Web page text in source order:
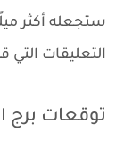
ستجعله أكثر
التعليقات
توقعات برج